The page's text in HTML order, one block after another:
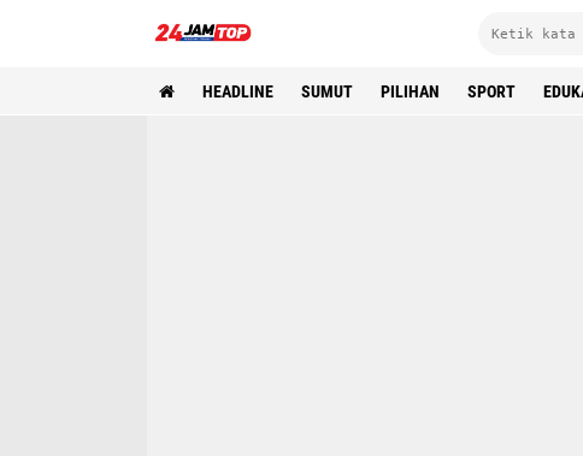
HEADLINE SUMUT PILIHAN SPORT